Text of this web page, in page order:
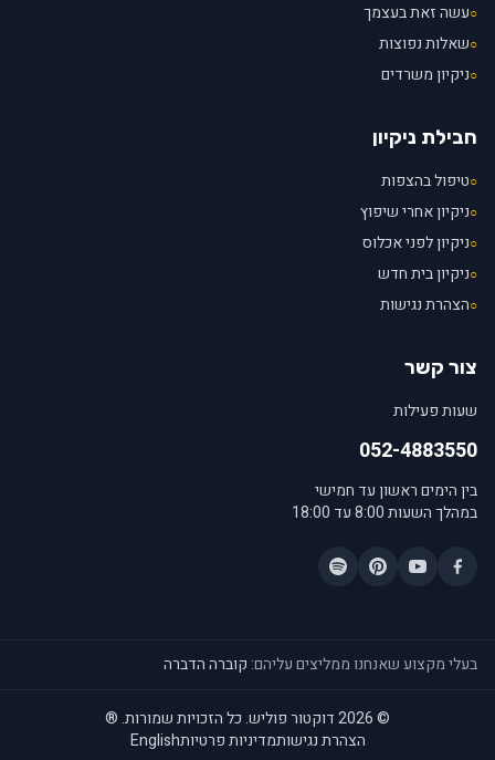
○עשה זאת בעצמך
○שאלות נפוצות
○ניקיון משרדים
חבילת ניקיון
○טיפול בהצפות
○ניקיון אחרי שיפוץ
○ניקיון לפני אכלוס
○ניקיון בית חדש
○הצהרת נגישות
צור קשר
שעות פעילות
052-4883550
בין הימים ראשון עד חמישי
במהלך השעות 8:00 עד 18:00
בעלי מקצוע שאנחנו ממליצים עליהם: קוברה הדברה
© 2026 דוקטור פוליש. כל הזכויות שמורות.
®
הצהרת נגישותמדיניות פרטיותEnglish